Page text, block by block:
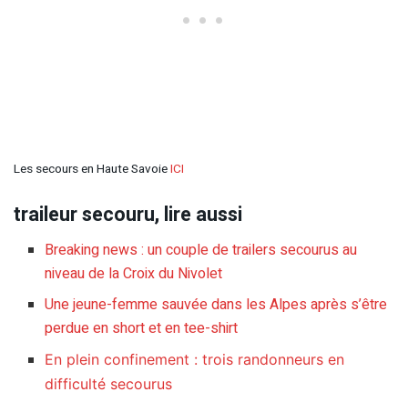
Les secours en Haute SavoieICI
traileur secouru, lire aussi
Breaking news : un couple de trailers secourus au
niveau de la Croix du Nivolet
Une jeune-femme sauvée dans les Alpes après s’être
perdue en short et en tee-shirt
En plein confinement : trois randonneurs en
difficulté secourus